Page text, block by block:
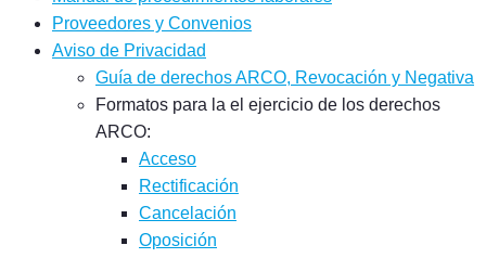
Proveedores y Convenios
Aviso de Privacidad
Guía de derechos ARCO, Revocación y Negativa
Formatos para la el ejercicio de los derechos
ARCO:
Acceso
Rectificación
Cancelación
Oposición